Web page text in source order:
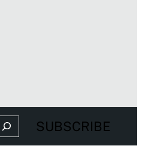
Search SUBSCRIBE